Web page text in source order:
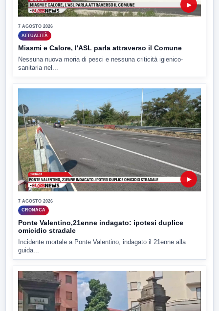
▶
7 AGOSTO 2026
ATTUALITÀ
Miasmi e Calore, l'ASL parla attraverso il Comune
Nessuna nuova moria di pesci e nessuna criticità igienico-
sanitaria nel...
▶
7 AGOSTO 2026
CRONACA
Ponte Valentino,21enne indagato: ipotesi duplice
omicidio stradale
Incidente mortale a Ponte Valentino, indagato il 21enne alla
guida...